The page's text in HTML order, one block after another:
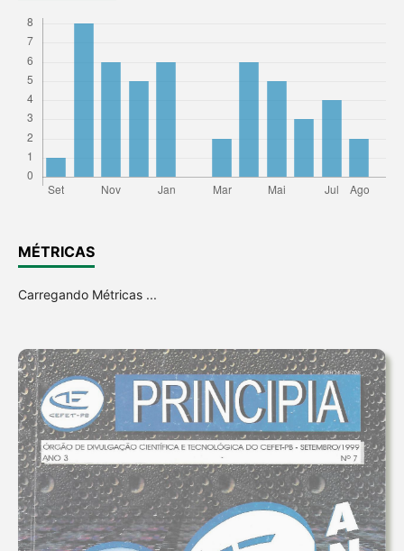
MÉTRICAS
Carregando Métricas ...